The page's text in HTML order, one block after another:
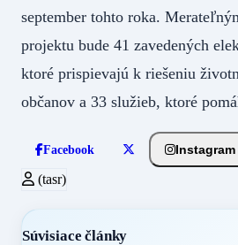
september tohto roka.
projektu bude 41 zavedených
ktoré prispievajú k riešeniu
občanov a 33 služieb, ktoré
Facebook Instagram
(tasr)
Súvisiace články